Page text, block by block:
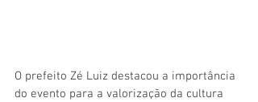
O prefeito Zé Luiz destacou a importância
do evento para a valorização da cultura